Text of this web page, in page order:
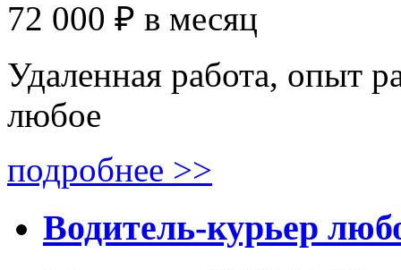
72 000 ₽ в месяц
Удаленная работа, опыт
любое
подробнее >>
Водитель-курьер